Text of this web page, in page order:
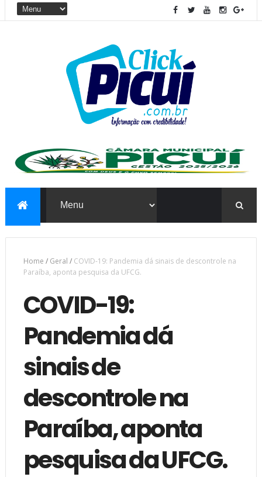
Home / Geral / COVID-19: Pandemia dá sinais de descontrole na
Paraíba, aponta pesquisa da UFCG.
COVID-19:
Pandemia dá
sinais de
descontrole na
Paraíba, aponta
pesquisa da UFCG.